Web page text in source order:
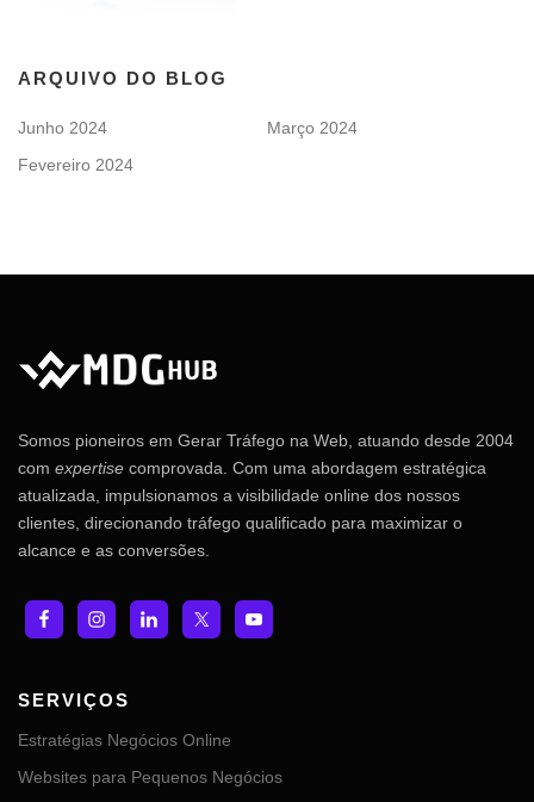
ARQUIVO DO BLOG
Junho 2024
Março 2024
Fevereiro 2024
Somos pioneiros em Gerar Tráfego na Web, atuando desde 2004
com expertise comprovada. Com uma abordagem estratégica
atualizada, impulsionamos a visibilidade online dos nossos
clientes, direcionando tráfego qualificado para maximizar o
alcance e as conversões.
SERVIÇOS
Estratégias Negócios Online
Websites para Pequenos Negócios